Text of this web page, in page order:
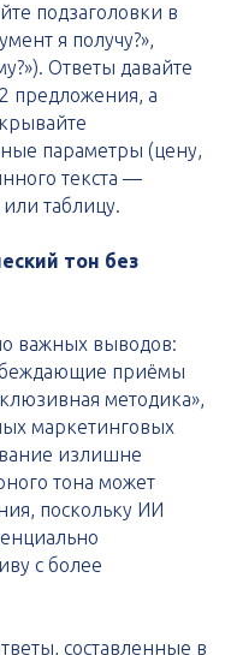
подзаголовки в
я получу?»,
Ответы давайте
предложения, а
параметры (цену,
текста —
таблицу.
тон без
важных выводов:
приёмы
методика»,
маркетинговых
излишне
тона может
поскольку ИИ
с более
составленные в